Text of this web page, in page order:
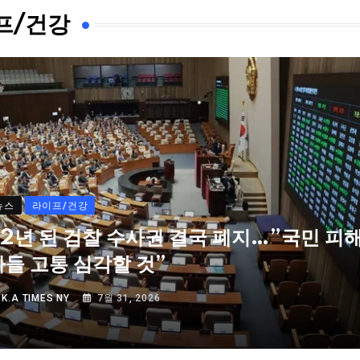
/건강
스 라이프/건강
년 된 검찰 수사권 결국 폐지…”국민 피
들 고통 심각할 것”
K.A TIMES NY 7월 31, 2026